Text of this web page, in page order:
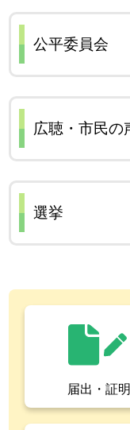
公平委員会
広聴・市民の
選挙
届出・証明